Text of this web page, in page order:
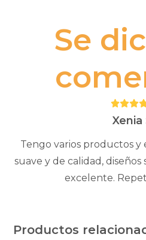
Se
5Xenia
Tengo varios productos y
suave y de calidad,
excelente.
Productos